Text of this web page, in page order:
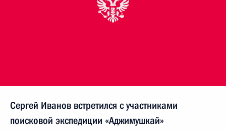
Сергей Иванов встретился с участниками
поисковой экспедиции «Аджимушкай»